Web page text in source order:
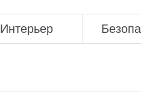
Интерьер